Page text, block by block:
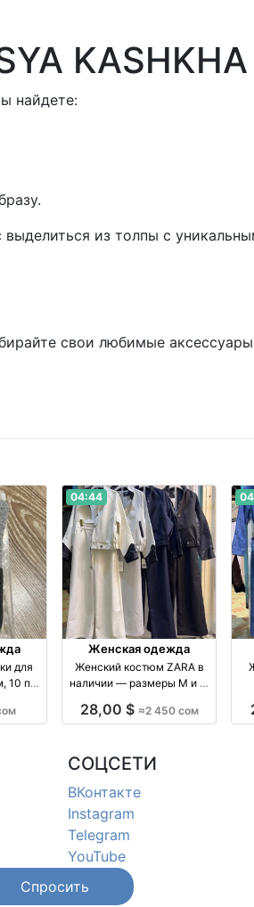
найдете:
из толпы с
свои любимые
для
10 пар
04:44
Женская одежда
Женский костюм ZARA в
наличии — размеры M и L,
28,00 $ ≈2 450 сом
СОЦСЕТИ
ВКонтакте
Instagram
Telegram
YouTube
Спросить